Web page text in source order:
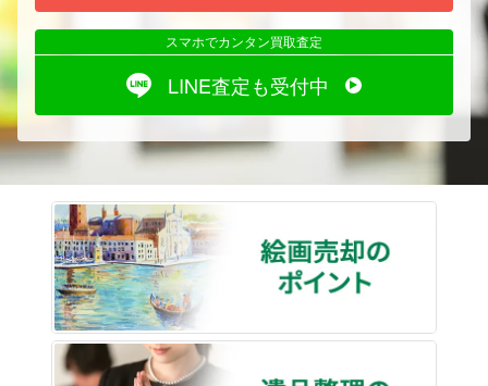
スマホでカンタン買取査定
LINE査定も受付中